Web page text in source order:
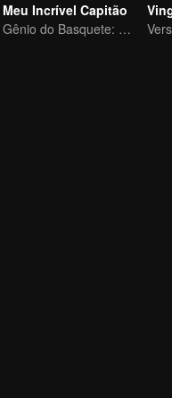
Meu Incrível Capitão
Gênio do Basquete: Amor em um Novo Corpo